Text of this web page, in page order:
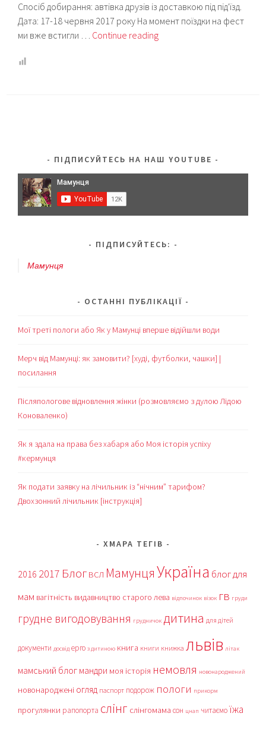
Спосіб добирання: автівка друзів із доставкою під під'їзд.
Дата: 17-18 червня 2017 року На момент поїздки на фест
ми вже встигли … Continue readingФестиваль
ПІДПИСУЙТЕСЬ НА НАШ YOUTUBE
ПІДПИСУЙТЕСЬ:
Мамунця
ОСТАННІ ПУБЛІКАЦІЇ
Мої треті пологи або Як у Мамунці вперше відійшли води
Мерч від Мамунці: як замовити? [худі, футболки, чашки] |
посилання
Післяпологове відновлення жінки (розмовляємо з дулою Лідою
Коноваленко)
Як я здала на права без хабаря або Моя історія успіху
#кермунця
Як подати заявку на лічильник із “нічним” тарифом?
Двохзонний лічильник [інструкція]
ХМАРА ТЕГІВ
2016 2017 Блог ВСЛ МамунцяУкраїна блог для
мам вагітність видавництво старого лева відпочинок візок гв груди
грудне вигодовування грудничок дитина для дітей
документи досвід ерго з дитиною книга книги книжка львів літак
мамський блог мандри моя історія немовля новонароджений
новонароджені огляд паспорт подорож пологи прикорм
прогулянки рапопорта слінг слінгомама сон цнап читаємоїжа